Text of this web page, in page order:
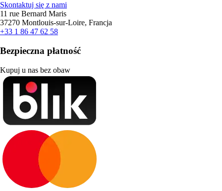
Skontaktuj się z nami
11 rue Bernard Maris
37270 Montlouis-sur-Loire, Francja
+33 1 86 47 62 58
Bezpieczna płatność
Kupuj u nas bez obaw